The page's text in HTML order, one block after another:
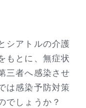
シアトルの介護
もとに、無症状
三者へ感染させ
は感染予防対策
でしょうか？